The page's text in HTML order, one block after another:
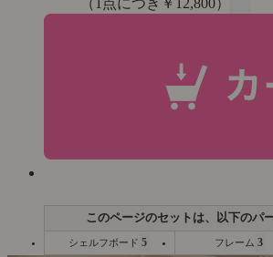
シェルフボード 5 フレーム 3